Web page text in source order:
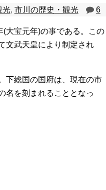
光, 市川の歴史・観光 6
大宝元年)の事である。この
文武天皇により制定され
下総国の国府は、現在の市
名を刻まれることとなっ